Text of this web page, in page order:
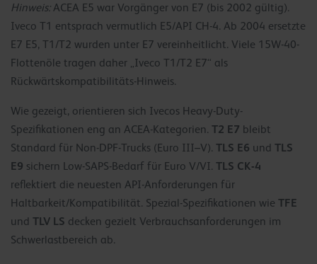
Hinweis:ACEA E5 war Vorgänger von E7 (bis 2002 gültig).
Iveco T1 entsprach vermutlich E5/API CH-4. Ab 2004 ersetzte
E7 E5, T1/T2 wurden unter E7 vereinheitlicht. Viele 15W-40-
Flottenöle tragen daher „Iveco T1/T2 E7“ als
Rückwärtskompatibilitäts-Hinweis.
Wie gezeigt, orientieren sich Ivecos Heavy-Duty-
Spezifikationen eng an ACEA-Kategorien. T2 E7 bleibt
Standard für Non-DPF-Trucks (Euro III–V). TLS E6 und TLS
E9 sichern Low-SAPS-Bedarf für Euro V/VI. TLS CK-4
reflektiert die neuesten API-Anforderungen für
Haltbarkeit/Kompatibilität. Spezial-Spezifikationen wie TFE
und TLV LS decken gezielt Verbrauchsanforderungen im
Schwerlastbereich ab.